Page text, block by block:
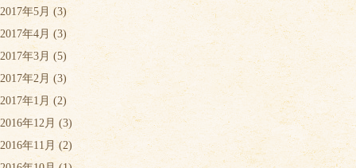
2017年5月 (3)
2017年4月 (3)
2017年3月 (5)
2017年2月 (3)
2017年1月 (2)
2016年12月 (3)
2016年11月 (2)